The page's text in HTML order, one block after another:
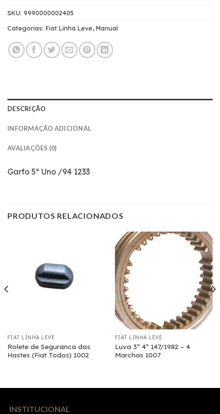
SKU: 9990000002405
Categorias: Fiat Linha Leve, Manual
DESCRIÇÃO
INFORMAÇÃO ADICIONAL
AVALIAÇÕES (0)
Garfo 5º Uno /94 1233
PRODUTOS RELACIONADOS
FIAT LINHA LEVE
Rolete de Seguranca das
Hastes (Fiat Todos) 1002
FIAT LINHA LEVE
Luva 3º 4º 147/1982 – 4
Marchas 1007
INSTITUCIONAL